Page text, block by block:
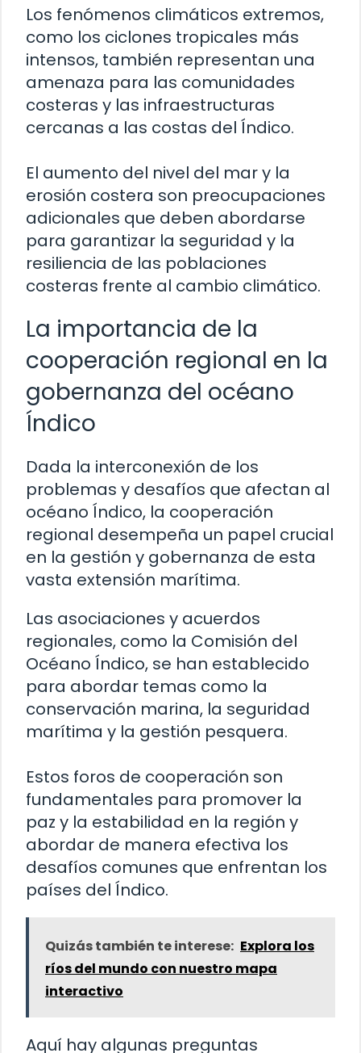
Los fenómenos climáticos extremos,
como los ciclones tropicales más
intensos, también representan una
amenaza para las comunidades
costeras y las infraestructuras
cercanas a las costas del Índico.
El aumento del nivel del mar y la
erosión costera son preocupaciones
adicionales que deben abordarse
para garantizar la seguridad y la
resiliencia de las poblaciones
costeras frente al cambio climático.
La importancia de la
cooperación regional en la
gobernanza del océano
Índico
Dada la interconexión de los
problemas y desafíos que afectan al
océano Índico, la cooperación
regional desempeña un papel crucial
en la gestión y gobernanza de esta
vasta extensión marítima.
Las asociaciones y acuerdos
regionales, como la Comisión del
Océano Índico, se han establecido
para abordar temas como la
conservación marina, la seguridad
marítima y la gestión pesquera.
Estos foros de cooperación son
fundamentales para promover la
paz y la estabilidad en la región y
abordar de manera efectiva los
desafíos comunes que enfrentan los
países del Índico.
Quizás también te interese: Explora los
ríos del mundo con nuestro mapa
interactivo
Aquí hay algunas preguntas